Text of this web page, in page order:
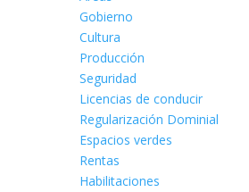
Gobierno
Cultura
Producción
Seguridad
Licencias de conducir
Regularización Dominial
Espacios verdes
Rentas
Habilitaciones